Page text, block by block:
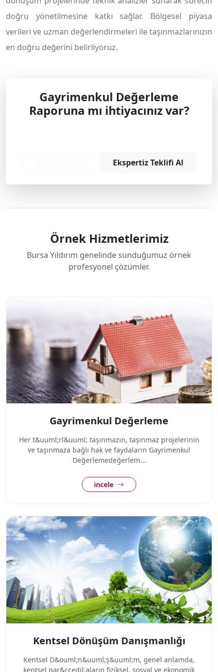
doğru yönetilmesine katkı sağlar. Bölgesel piyasa
verileri ve uzman değerlendirmeleri ile taşınmazlarınızın
en doğru değerini belirliyoruz.
Gayrimenkul Değerleme
Raporuna mı ihtiyacınız var?
Ekspertiz Teklifi Al
Örnek Hizmetlerimiz
Bursa Yıldırım genelinde sunduğumuz örnek
profesyonel çözümler.
Gayrimenkul Değerleme
Her t&uuml;rl&uuml; taşınmazın, taşınmaz projelerinin
ve taşınmaza bağlı hak ve faydaların Gayrimenkul
Değerlemedeğerlem...
incele
Kentsel Dönüşüm Danışmanlığı
Kentsel D&ouml;n&uuml;ş&uuml;m, genel anlamda,
kentsel par&ccedil;aların fiziksel, sosyal ve ekonomik